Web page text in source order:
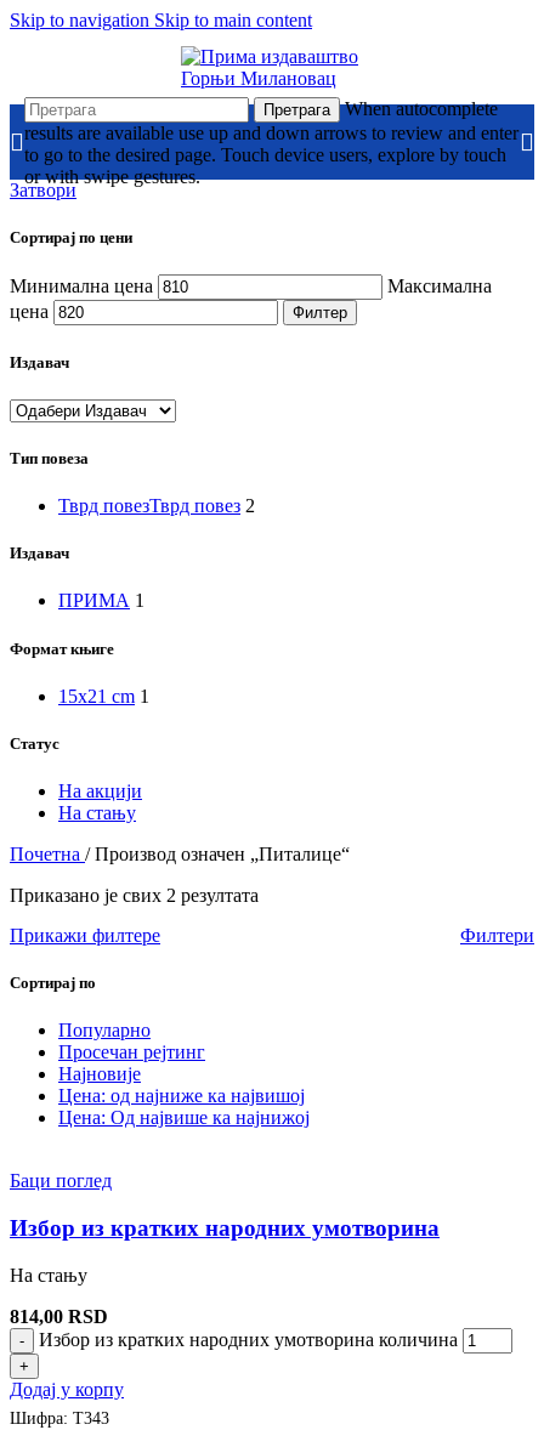
Skip to navigation Skip to main content
Претрага
When autocomplete
results are available use up and down arrows to review and enter
to go to the desired page. Touch device users, explore by touch
or with swipe gestures.
Затвори
Сортирај по цени
Минимална цена
Максимална
цена
Филтер
Издавач
Тип повеза
Тврд повезТврд повез 2
Издавач
ПРИМА 1
Формат књиге
15x21 cm 1
Статус
На акцији
На стању
Почетна / Производ oзначен „Питалице“
Приказано је свих 2 резултата
Прикажи филтере
Филтери
Сортирај по
Популарно
Просечан рејтинг
Најновије
Цена: од најниже ка највишој
Цена: Од највише ка најнижој
Баци поглед
Избор из кратких народних умотворина
На стању
814,00 RSD
- Избор из кратких народних умотворина количина
+
Додај у корпу
Шифра: Т343